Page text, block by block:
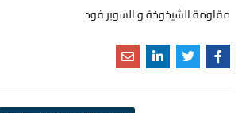
مقاومة الشيخوخة و السوبر فود